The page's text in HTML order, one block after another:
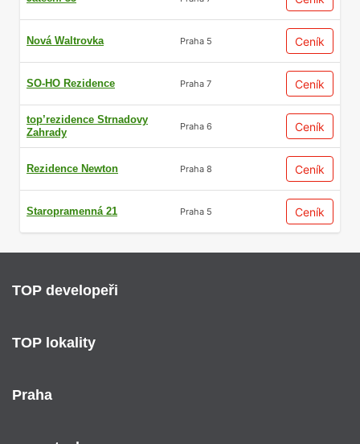
Nová Waltrovka Praha 5 Ceník
SO-HO Rezidence Praha 7 Ceník
top’rezidence Strnadovy
Zahrady
Praha 6 Ceník
Rezidence Newton Praha 8 Ceník
Staropramenná 21 Praha 5 Ceník
TOP developeři
TOP lokality
Praha